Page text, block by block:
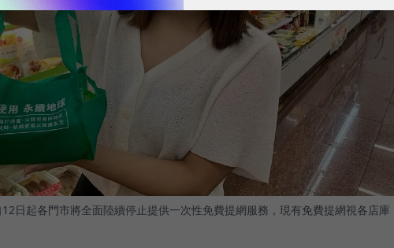
日起各門市將全面陸續停止提供一次性免費提網服務，現有免費提網視各店庫